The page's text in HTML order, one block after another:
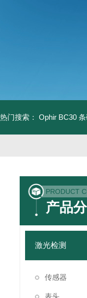
热门搜索： Ophir BC30
PRODUCT
产品
激光检测
传感器
表头